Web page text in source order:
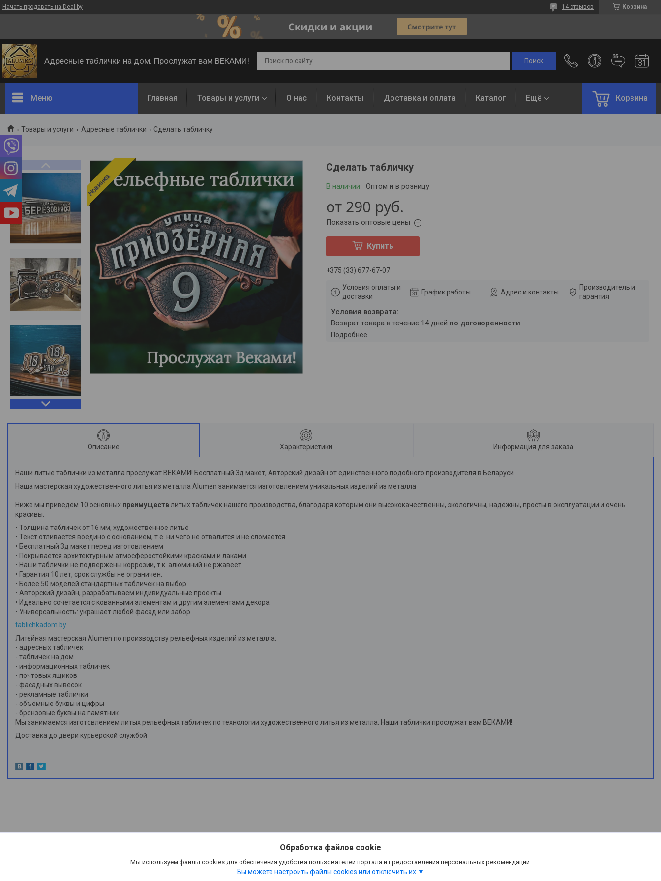
Начать продавать на Deal.by Корзина
14 отзывов
Адресные таблички на дом. Прослужат вам ВЕКАМИ!
Меню Главная Товары и услуги О нас Контакты Доставка и оплата Каталог Ещё Корзина
Товары и услуги Адресные таблички Сделать табличку
Новинка
Сделать табличку
В наличии Оптом и в розницу
от 290 руб.
Показать оптовые цены
Купить
+375 (33) 677-67-07
Условия оплаты и
доставки
График работы Адрес и контакты
Производитель и
гарантия
возврат товара в течение 14 дней по договоренности
Подробнее
Описание Характеристики Информация для заказа
Наши литые таблички из металла прослужат ВЕКАМИ! Бесплатный 3д макет, Авторский дизайн от единственного подобного производителя в Беларуси
Наша мастерская художественного литья из металла Alumen занимается изготовлением уникальных изделий из металла
Ниже мы приведём 10 основных преимуществ литых табличек нашего производства, благодаря которым они высококачественны, экологичны, надёжны, просты в эксплуатации и очень
красивы.
• Толщина табличек от 16 мм, художественное литьё
• Текст отливается воедино с основанием, т.е. ни чего не отвалится и не сломается.
• Бесплатный 3д макет перед изготовлением
• Покрывается архитектурным атмосферостойкими красками и лаками.
• Наши таблички не подвержены коррозии, т.к. алюминий не ржавеет
• Гарантия 10 лет, срок службы не ограничен.
• Более 50 моделей стандартных табличек на выбор.
• Авторский дизайн, разрабатываем индивидуальные проекты.
• Идеально сочетается с кованными элементам и другим элементами декора.
• Универсальность: украшает любой фасад или забор.
tablichkadom.by
Литейная мастерская Alumen по производству рельефных изделий из металла:
- адресных табличек
- табличек на дом
- информационных табличек
- почтовых ящиков
- фасадных вывесок
- рекламные таблички
- объёмные буквы и цифры
- бронзовые буквы на памятник
Мы занимаемся изготовлением литых рельефных табличек по технологии художественного литья из металла. Наши таблички прослужат вам ВЕКАМИ!
Доставка до двери курьерской службой
Обработка файлов cookie
Мы используем файлы cookies для обеспечения удобства пользователей портала и предоставления персональных рекомендаций.
Вы можете настроить файлы cookies или отключить их.